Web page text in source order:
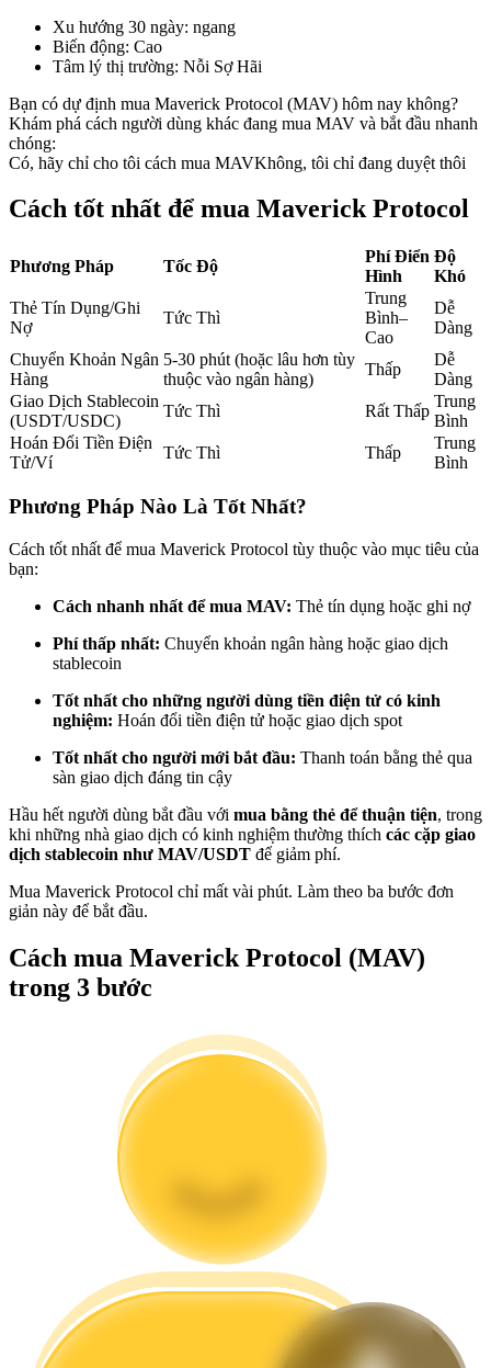
USDC Futures vĩnh cửu
Futures sử dụng USDC làm tài sản thế chấp
Tham gia cùng các nhà giao dịch hàng đầu
Trở thành Nhà giao dịch Sao chép
Tận hưởng chia sẻ lợi nhuận và hoa hồng giao dịch sao chép
Thông tin
Phân tích dữ liệu lớn bao gồm thông tin giao dịch, v.v.
Hướng dẫn
Hướng dẫn giao dịch Spot
Xu hướng 30 ngày: ngang
Biến động: Cao
Tâm lý thị trường: Nỗi Sợ Hãi
Bạn có dự định mua Maverick Protocol (MAV) hôm nay không?
Khám phá cách người dùng khác đang mua MAV và bắt đầu nhanh
chóng:
Có, hãy chỉ cho tôi cách mua MAVKhông, tôi chỉ đang duyệt thôi
Cách tốt nhất để mua Maverick Protocol
Phương Pháp Tốc Độ
Phí Điển
Hình
Độ
Khó
Thẻ Tín Dụng/Ghi
Nợ
Tức Thì
Trung
Bình–
Cao
Dễ
Dàng
Chuyển Khoản Ngân
Hàng
5-30 phút (hoặc lâu hơn tùy
thuộc vào ngân hàng)
Thấp
Dễ
Dàng
Giao Dịch Stablecoin
(USDT/USDC)
Tức Thì Rất Thấp
Trung
Bình
Hoán Đổi Tiền Điện
Tử/Ví
Tức Thì Thấp
Trung
Bình
Phương Pháp Nào Là Tốt Nhất?
Cách tốt nhất để mua Maverick Protocol tùy thuộc vào mục tiêu của
bạn:
Cách nhanh nhất để mua MAV: Thẻ tín dụng hoặc ghi nợ
Phí thấp nhất: Chuyển khoản ngân hàng hoặc giao dịch
stablecoin
Tốt nhất cho những người dùng tiền điện tử có kinh
nghiệm: Hoán đổi tiền điện tử hoặc giao dịch spot
Tốt nhất cho người mới bắt đầu: Thanh toán bằng thẻ qua
sàn giao dịch đáng tin cậy
Hầu hết người dùng bắt đầu với mua bằng thẻ để thuận tiện, trong
khi những nhà giao dịch có kinh nghiệm thường thích các cặp giao
dịch stablecoin như MAV/USDT để giảm phí.
Mua Maverick Protocol chỉ mất vài phút. Làm theo ba bước đơn
giản này để bắt đầu.
Cách mua Maverick Protocol (MAV)
trong 3 bước